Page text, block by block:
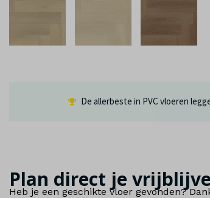
De allerbeste in PVC vloeren
Plan direct je
Heb je een geschikte vloer gevonden?